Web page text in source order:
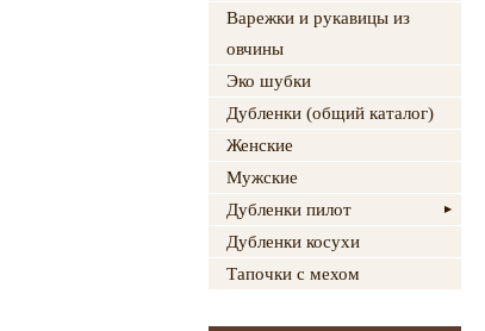
Варежки и рукавицы из
овчины
Эко шубки
Дубленки (общий каталог)
Женские
Мужские
Дубленки пилот
Дубленки косухи
Тапочки с мехом